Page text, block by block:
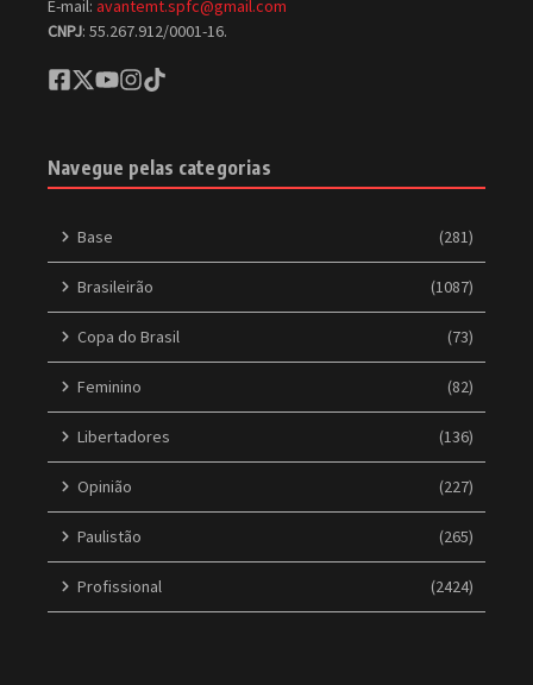
E-mail: avantemt.spfc@gmail.com
CNPJ: 55.267.912/0001-16.
Navegue pelas categorias
Base (281)
Brasileirão (1087)
Copa do Brasil (73)
Feminino (82)
Libertadores (136)
Opinião (227)
Paulistão (265)
Profissional (2424)